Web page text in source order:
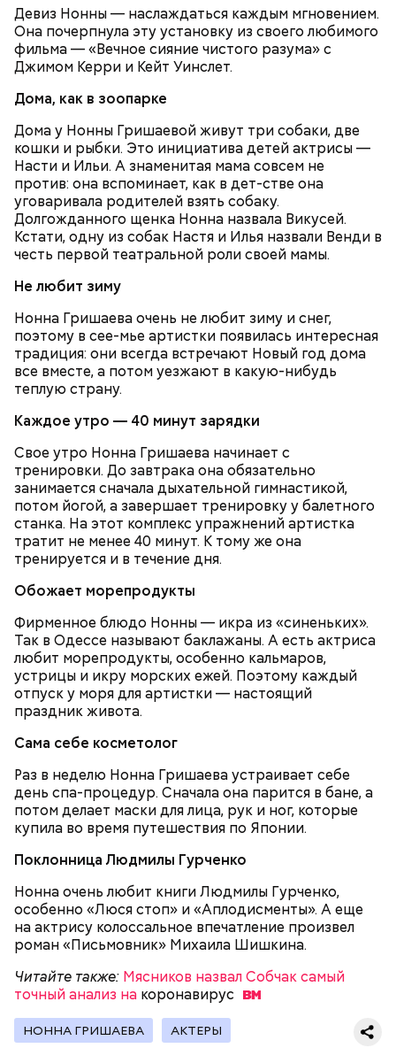
Девиз Нонны — наслаждаться каждым мгновением.
Она почерпнула эту установку из своего любимого
фильма — «Вечное сияние чистого разума» с
Джимом Керри и Кейт Уинслет.
Дома, как в зоопарке
Дома у Нонны Гришаевой живут три собаки, две
кошки и рыбки. Это инициатива детей актрисы —
Насти и Ильи. А знаменитая мама совсем не
против: она вспоминает, как в дет-стве она
уговаривала родителей взять собаку.
Долгожданного щенка Нонна назвала Викусей.
Кстати, одну из собак Настя и Илья назвали Венди в
честь первой театральной роли своей мамы.
Не любит зиму
Нонна Гришаева очень не любит зиму и снег,
поэтому в сее-мье артистки появилась интересная
традиция: они всегда встречают Новый год дома
все вместе, а потом уезжают в какую-нибудь
теплую страну.
Каждое утро — 40 минут зарядки
Свое утро Нонна Гришаева начинает с
тренировки. До завтрака она обязательно
занимается сначала дыхательной гимнастикой,
потом йогой, а завершает тренировку у балетного
станка. На этот комплекс упражнений артистка
тратит не менее 40 минут. К тому же она
тренируется и в течение дня.
Обожает морепродукты
Фирменное блюдо Нонны — икра из «синеньких».
Так в Одессе называют баклажаны. А есть актриса
любит морепродукты, особенно кальмаров,
устрицы и икру морских ежей. Поэтому каждый
отпуск у моря для артистки — настоящий
праздник живота.
Сама себе косметолог
Раз в неделю Нонна Гришаева устраивает себе
день спа-процедур. Сначала она парится в бане, а
потом делает маски для лица, рук и ног, которые
купила во время путешествия по Японии.
Поклонница Людмилы Гурченко
Нонна очень любит книги Людмилы Гурченко,
особенно «Люся стоп» и «Аплодисменты». А еще
на актрису колоссальное впечатление произвел
роман «Письмовник» Михаила Шишкина.
Читайте также: Мясников назвал Собчак самый
точный анализ на коронавирус
НОННА ГРИШАЕВА АКТЕРЫ
А еще, удержав меч палача, святой Николай спас от
смерти трех мужей, невинно осужденных
За свою земную жизнь он совершил множество
добрых дел во славу Божию.
Святитель Николай дожил до глубокой старости и
скончался в середине IV века. По церковному
преданию, мощи святого сохранились нетленными
и источали чудесное миро, от которого исцелилось
множество людей. В 1087 году мощи Николая
Угодника были перенесены в итальянский город
Бар (Бари), где находятся и поныне.
2-3 картофелины,
1 некрупное яблоко,
1 некрупный помидор,
2 корня сельдерея,
салатная заправка.
Очищенный сырой салатный сельдерей
нашинковать соломкой. Яблоки очистить от
кожицы и семян, нарезать ломтиками. Так же
нарезать вареный картофель. Продукты
перемешать, полить салатной заправкой, выложить
в салатник горкой и украсить веточками
сельдерея, кусочками свежих помидоров и
ломтиками яблок.
Кабачки в овощном соусе